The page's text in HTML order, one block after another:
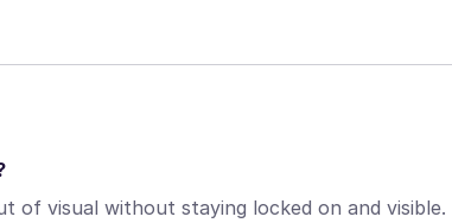
of visual without staying locked on and visible.